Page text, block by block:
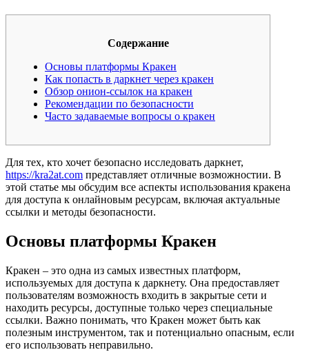
Содержание
Основы платформы Кракен
Как попасть в даркнет через кракен
Обзор онион-ссылок на кракен
Рекомендации по безопасности
Часто задаваемые вопросы о кракен
Для тех, кто хочет безопасно исследовать даркнет,
https://kra2at.com представляет отличные возможностии. В
этой статье мы обсудим все аспекты использования кракена
для доступа к онлайновым ресурсам, включая актуальные
ссылки и методы безопасности.
Основы платформы Кракен
Кракен – это одна из самых известных платформ,
используемых для доступа к даркнету. Она предоставляет
пользователям возможность входить в закрытые сети и
находить ресурсы, доступные только через специальные
ссылки. Важно понимать, что Кракен может быть как
полезным инструментом, так и потенциально опасным, если
его использовать неправильно.